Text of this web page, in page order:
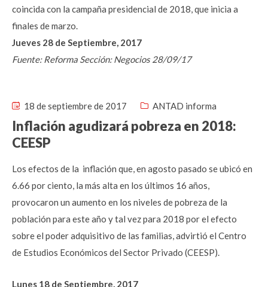
coincida con la campaña presidencial de 2018, que inicia a
finales de marzo.
Jueves 28 de Septiembre, 2017
Fuente: Reforma Sección: Negocios 28/09/17
18 de septiembre de 2017 ANTAD informa
Inflación agudizará pobreza en 2018:
CEESP
Los efectos de la inflación que, en agosto pasado se ubicó en
6.66 por ciento, la más alta en los últimos 16 años,
provocaron un aumento en los niveles de pobreza de la
población para este año y tal vez para 2018 por el efecto
sobre el poder adquisitivo de las familias, advirtió el Centro
de Estudios Económicos del Sector Privado (CEESP).
Lunes 18 de Septiembre, 2017